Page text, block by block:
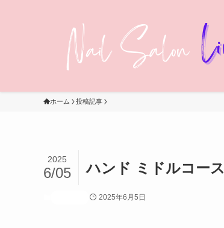
ホーム 投稿記事
ハンド ミドルコース
2025
6/05
2025年6月5日